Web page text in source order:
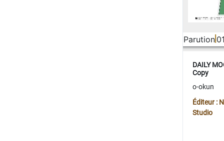
Parution
DAILY
Copy
o-okun
Éditeur :
Studio